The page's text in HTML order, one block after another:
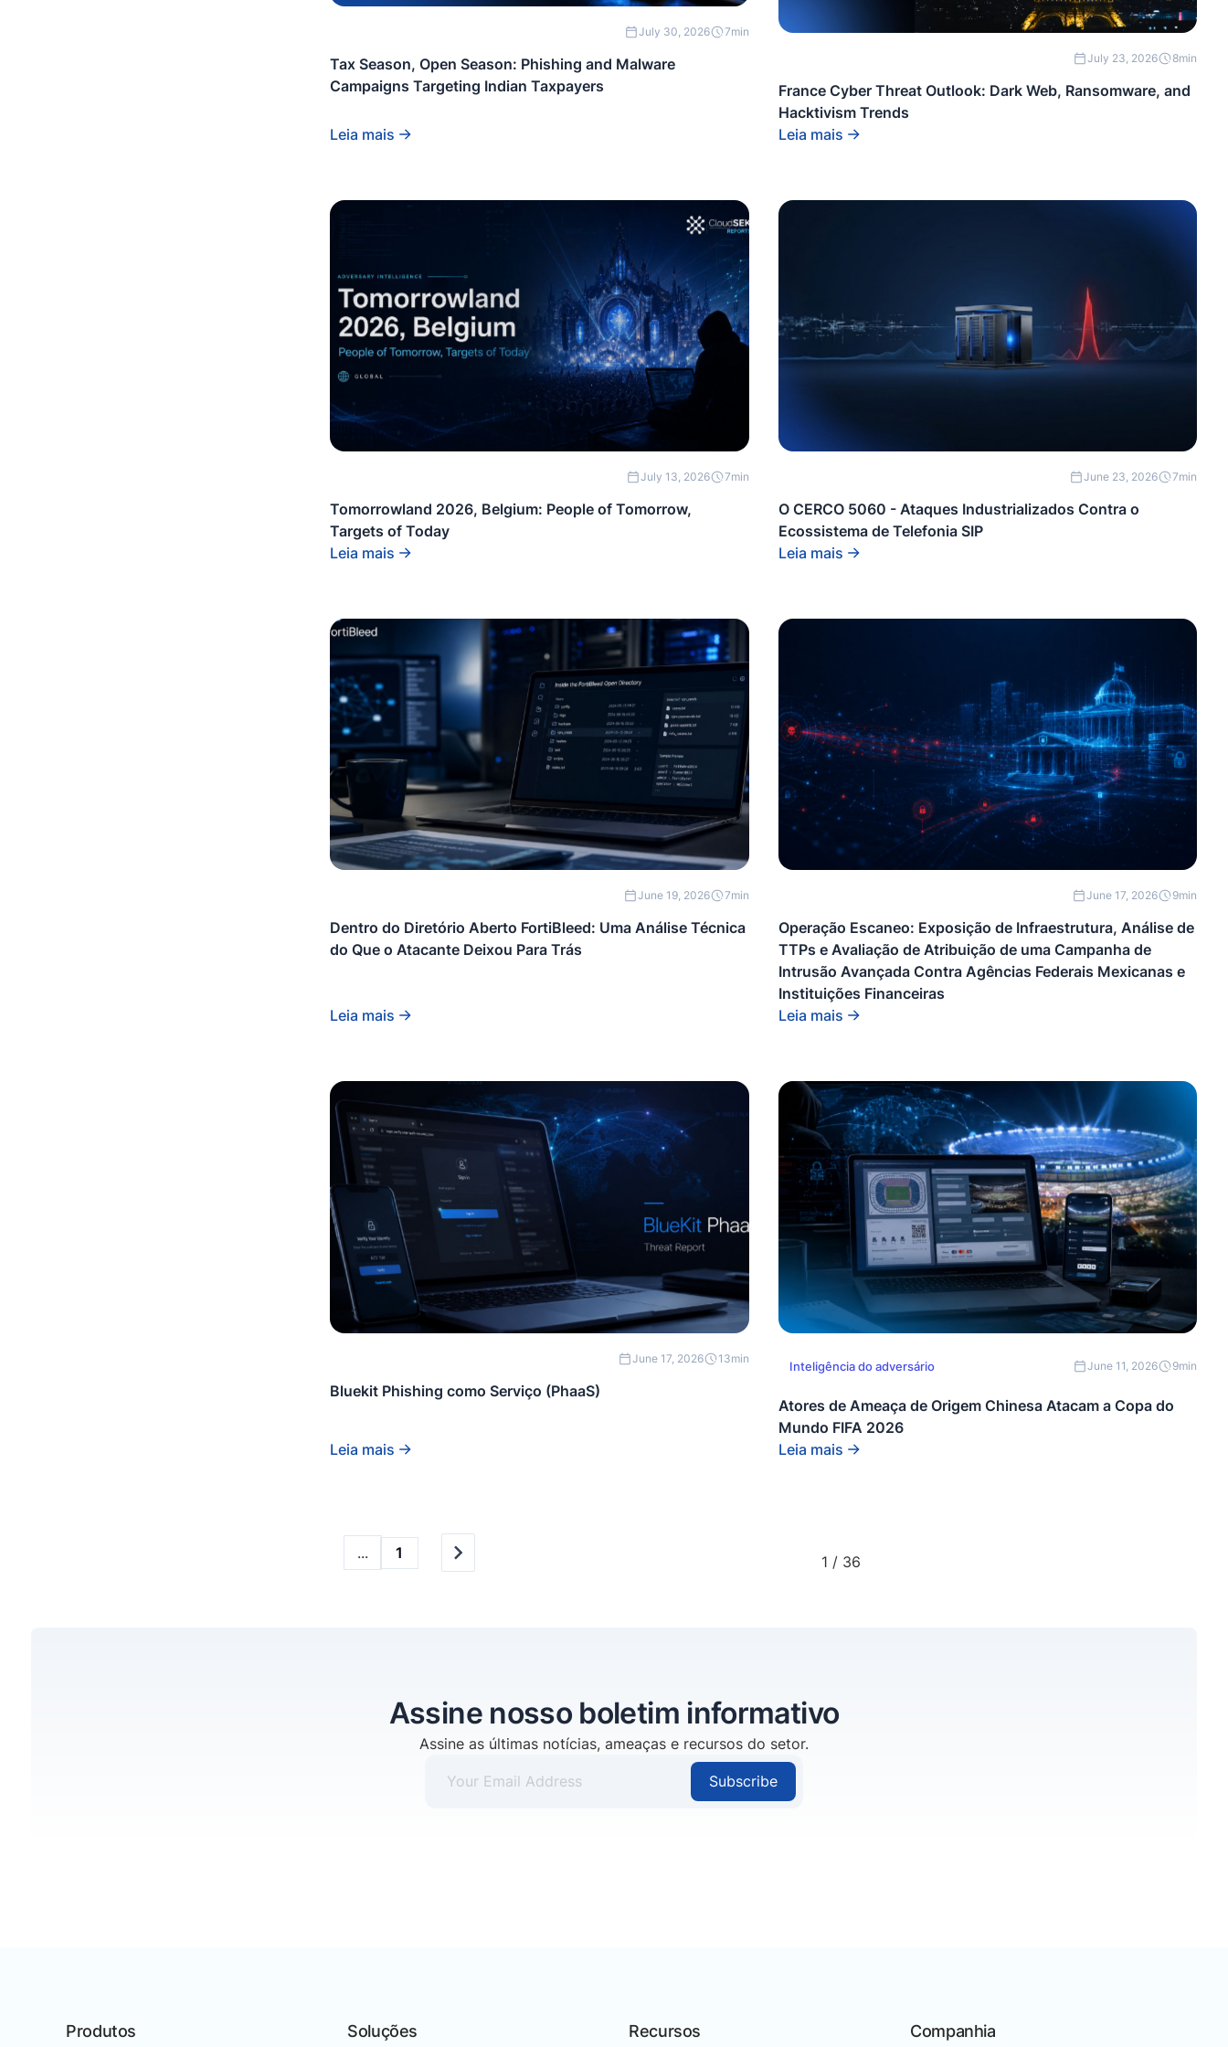
July 30, 2026 7min
Tax Season, Open Season: Phishing and Malware
Campaigns Targeting Indian Taxpayers
Leia mais
July 23, 2026 8min
France Cyber Threat Outlook: Dark Web, Ransomware, and
Hacktivism Trends
Leia mais
July 13, 2026 7min
Tomorrowland 2026, Belgium: People of Tomorrow,
Targets of Today
Leia mais
June 23, 2026 7min
O CERCO 5060 - Ataques Industrializados Contra o
Ecossistema de Telefonia SIP
Leia mais
June 19, 2026 7min
Dentro do Diretório Aberto FortiBleed: Uma Análise Técnica
do Que o Atacante Deixou Para Trás
Leia mais
June 17, 2026 9min
Operação Escaneo: Exposição de Infraestrutura, Análise de
TTPs e Avaliação de Atribuição de uma Campanha de
Intrusão Avançada Contra Agências Federais Mexicanas e
Instituições Financeiras
Leia mais
June 17, 2026 13min
Bluekit Phishing como Serviço (PhaaS)
Leia mais
Inteligência do adversário June 11, 2026 9min
Atores de Ameaça de Origem Chinesa Atacam a Copa do
Mundo FIFA 2026
Leia mais
... 1 1 / 36
Assine nosso boletim informativo
Assine as últimas notícias, ameaças e recursos do setor.
Subscribe
Produtos Soluções Recursos Companhia